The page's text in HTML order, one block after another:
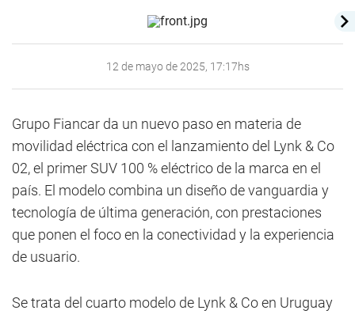
12 de mayo de 2025, 17:17hs
Grupo Fiancar da un nuevo paso en materia de
movilidad eléctrica con el lanzamiento del Lynk & Co
02, el primer SUV 100 % eléctrico de la marca en el
país. El modelo combina un diseño de vanguardia y
tecnología de última generación, con prestaciones
que ponen el foco en la conectividad y la experiencia
de usuario.
Se trata del cuarto modelo de Lynk & Co en Uruguay